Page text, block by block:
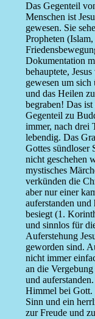
Das Gegenteil
Menschen ist
gewesen. Sie
Propheten
Dokumentation
behauptete,
gewesen um
und das Heilen
begraben! Das
Gegenteil zu
immer, nach drei
lebendig. Das
Gottes sündloser
nicht geschehen
mystisches
verkünden die
aber nur einer
auferstanden und
besiegt (1.
und sinnlos für
Auferstehung
geworden sind.
nicht immer
an die
und
Himmel bei Gott.
Sinn und ein
zur Freude und